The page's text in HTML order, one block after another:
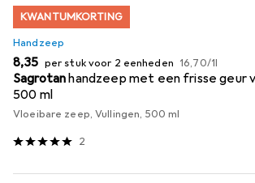
KWANTUMKORTING
Handzeep
EUR
8,35 per stuk voor 2 eenheden EUR
16,70/1l
Sagrotanhandzeep met een frisse geur
500 ml
Vloeibare zeep, Vullingen, 500 ml
2